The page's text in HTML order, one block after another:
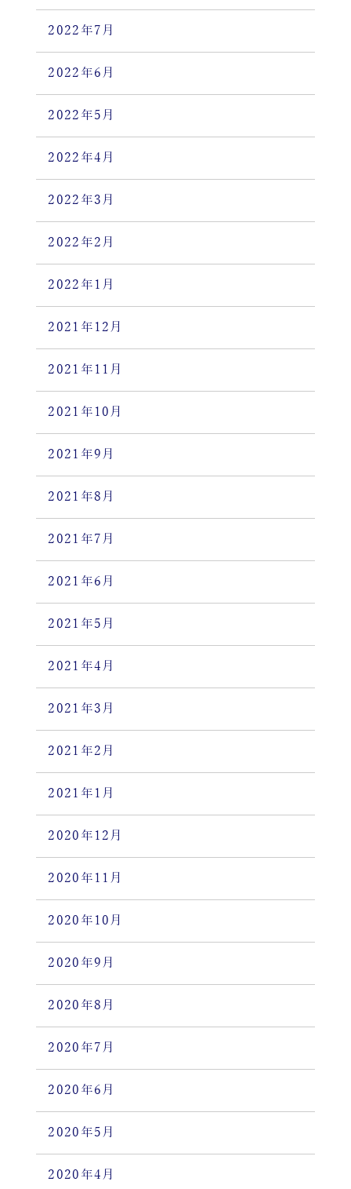
2022年7月
2022年6月
2022年5月
2022年4月
2022年3月
2022年2月
2022年1月
2021年12月
2021年11月
2021年10月
2021年9月
2021年8月
2021年7月
2021年6月
2021年5月
2021年4月
2021年3月
2021年2月
2021年1月
2020年12月
2020年11月
2020年10月
2020年9月
2020年8月
2020年7月
2020年6月
2020年5月
2020年4月